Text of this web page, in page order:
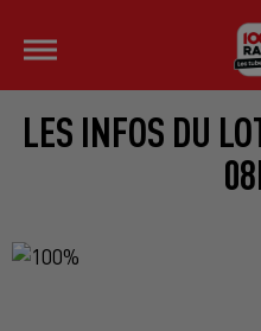
LES INFOS DU